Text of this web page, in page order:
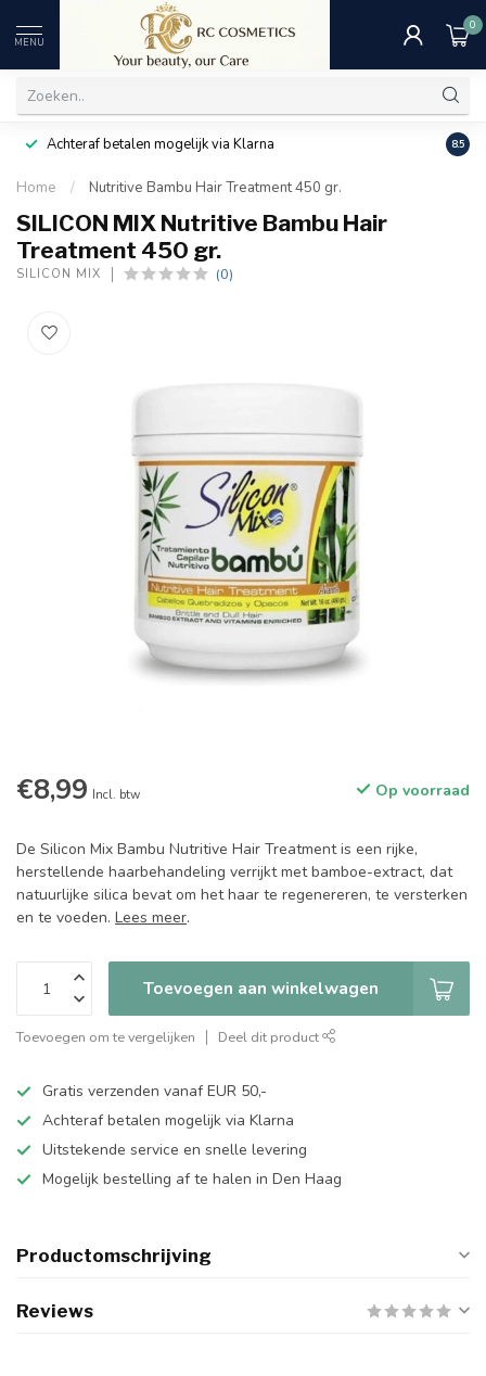
MENU
0
Achteraf betalen mogelijk via Klarna 8.5
Home / Nutritive Bambu Hair Treatment 450 gr.
SILICON MIX Nutritive Bambu Hair
Treatment 450 gr.
SILICON MIX (0)
€8,99 Incl. btw Op voorraad
De Silicon Mix Bambu Nutritive Hair Treatment is een rijke,
herstellende haarbehandeling verrijkt met bamboe-extract, dat
natuurlijke silica bevat om het haar te regenereren, te versterken
en te voeden. Lees meer.
Toevoegen aan winkelwagen
Toevoegen om te vergelijken Deel dit product
Gratis verzenden vanaf EUR 50,-
Achteraf betalen mogelijk via Klarna
Uitstekende service en snelle levering
Mogelijk bestelling af te halen in Den Haag
Productomschrijving
Reviews